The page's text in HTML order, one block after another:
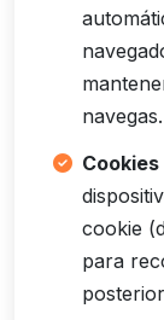
navegas.
cookie
para